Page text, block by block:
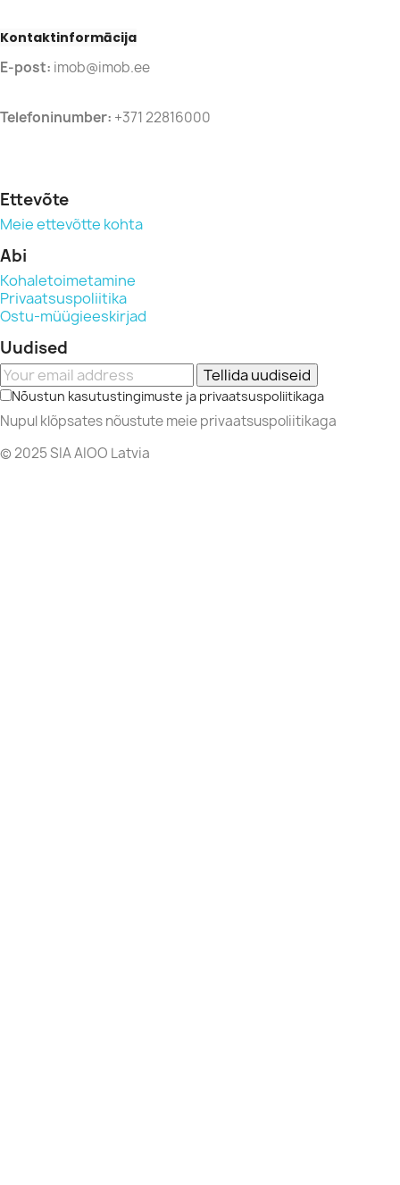
Kontaktinformācija
E-post: imob@imob.ee
Telefoninumber: +371 22816000
Ettevõte
Meie ettevõtte kohta
Abi
Kohaletoimetamine
Privaatsuspoliitika
Ostu-müügieeskirjad
Uudised
Tellida uudiseid
Nõustun kasutustingimuste ja privaatsuspoliitikaga
Nupul klõpsates nõustute meie privaatsuspoliitikaga
© 2025 SIA AIOO Latvia